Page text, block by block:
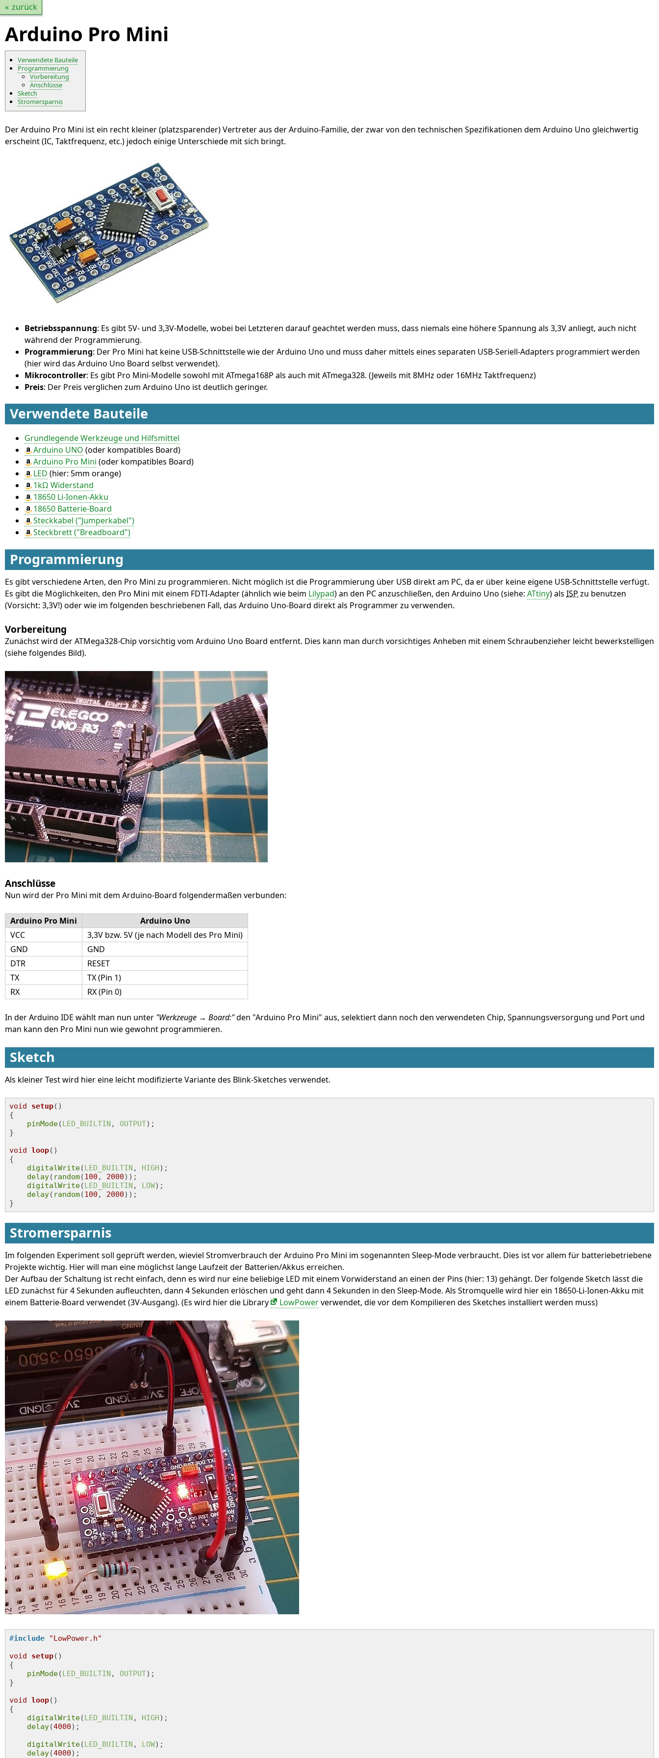
Arduino Pro Mini
Verwendete Bauteile
Programmierung
Vorbereitung
Anschlüsse
Sketch
Stromersparnis
Der Arduino Pro Mini ist ein recht kleiner (platzsparender) Vertreter aus der Arduino-Familie, der zwar von den technischen Spezifikationen dem Arduino Uno gleichwertig
erscheint (IC, Taktfrequenz, etc.) jedoch einige Unterschiede mit sich bringt.
Betriebsspannung: Es gibt 5V- und 3,3V-Modelle, wobei bei Letzteren darauf geachtet werden muss, dass niemals eine höhere Spannung als 3,3V anliegt, auch nicht
während der Programmierung.
Programmierung: Der Pro Mini hat keine USB-Schnittstelle wie der Arduino Uno und muss daher mittels eines separaten USB-Seriell-Adapters programmiert werden
(hier wird das Arduino Uno Board selbst verwendet).
Mikrocontroller: Es gibt Pro Mini-Modelle sowohl mit ATmega168P als auch mit ATmega328. (Jeweils mit 8MHz oder 16MHz Taktfrequenz)
Preis: Der Preis verglichen zum Arduino Uno ist deutlich geringer.
Verwendete Bauteile
Grundlegende Werkzeuge und Hilfsmittel
Arduino UNO (oder kompatibles Board)
Arduino Pro Mini (oder kompatibles Board)
LED (hier: 5mm orange)
1kΩ Widerstand
18650 Li-Ionen-Akku
18650 Batterie-Board
Steckkabel ("Jumperkabel")
Steckbrett ("Breadboard")
Programmierung
Es gibt verschiedene Arten, den Pro Mini zu programmieren. Nicht möglich ist die Programmierung über USB direkt am PC, da er über keine eigene USB-Schnittstelle verfügt.
Es gibt die Möglichkeiten, den Pro Mini mit einem FDTI-Adapter (ähnlich wie beim Lilypad) an den PC anzuschließen, den Arduino Uno (siehe: ATtiny) als ISP zu benutzen
(Vorsicht: 3,3V!) oder wie im folgenden beschriebenen Fall, das Arduino Uno-Board direkt als Programmer zu verwenden.
Vorbereitung
Zunächst wird der ATMega328-Chip vorsichtig vom Arduino Uno Board entfernt. Dies kann man durch vorsichtiges Anheben mit einem Schraubenzieher leicht bewerkstelligen
(siehe folgendes Bild).
Anschlüsse
Nun wird der Pro Mini mit dem Arduino-Board folgendermaßen verbunden:
Arduino Pro Mini
Arduino Uno
VCC
3,3V bzw. 5V (je nach Modell des Pro Mini)
GND
GND
DTR
RESET
TX
TX (Pin 1)
RX
RX (Pin 0)
In der Arduino IDE wählt man nun unter "Werkzeuge → Board:"den "Arduino Pro Mini" aus, selektiert dann noch den verwendeten Chip, Spannungsversorgung und Port und
man kann den Pro Mini nun wie gewohnt programmieren.
Sketch
Als kleiner Test wird hier eine leicht modifizierte Variante des Blink-Sketches verwendet.
void setup()
{
pinMode( LED_BUILTIN , OUTPUT);
}
void
loop()
{
digitalWrite( LED_BUILTIN , HIGH );
delay( random(100 , 2000));
digitalWrite( LED_BUILTIN , LOW);
delay( random(100 , 2000));
}
Stromersparnis
Im folgenden Experiment soll geprüft werden, wieviel Stromverbrauch der Arduino Pro Mini im sogenannten Sleep-Mode verbraucht. Dies ist vor allem für batteriebetriebene
Projekte wichtig. Hier will man eine möglichst lange Laufzeit der Batterien/Akkus erreichen.
Der Aufbau der Schaltung ist recht einfach, denn es wird nur eine beliebige LED mit einem Vorwiderstand an einen der Pins (hier: 13) gehängt. Der folgende Sketch lässt die
LED zunächst für 4 Sekunden aufleuchten, dann 4 Sekunden erlöschen und geht dann 4 Sekunden in den Sleep-Mode. Als Stromquelle wird hier ein 18650-Li-Ionen-Akku mit
einem Batterie-Board verwendet (3V-Ausgang). (Es wird hier die Library
LowPowerverwendet, die vor dem Kompilieren des Sketches installiert werden muss)
#include
"LowPower.h"
void
setup()
{
pinMode(LED_BUILTIN , OUTPUT);
}
void loop()
{
digitalWrite(LED_BUILTIN , HIGH);
delay(4000);
digitalWrite(LED_BUILTIN , LOW);
delay(4000);
zurück